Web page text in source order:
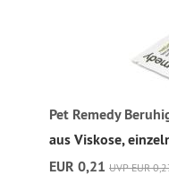
Pet Remedy
aus Viskose,
EUR 0,21 UVP EUR